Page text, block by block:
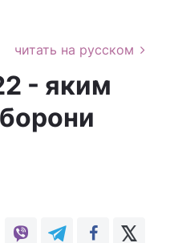
читать на русском
- яким